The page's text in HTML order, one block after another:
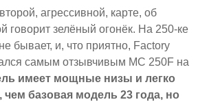
агрессивной, карте, об
говорит зелёный огонёк. На 250-ке
бывает, и, что приятно, Factory
самым отзывчивым MC 250F на
имеет мощные низы и легко
чем базовая модель 23 года, но